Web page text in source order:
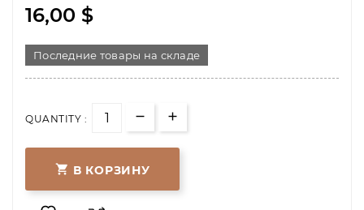
16,00 $
Последние товары на складе
QUANTITY :
 В КОРЗИНУ